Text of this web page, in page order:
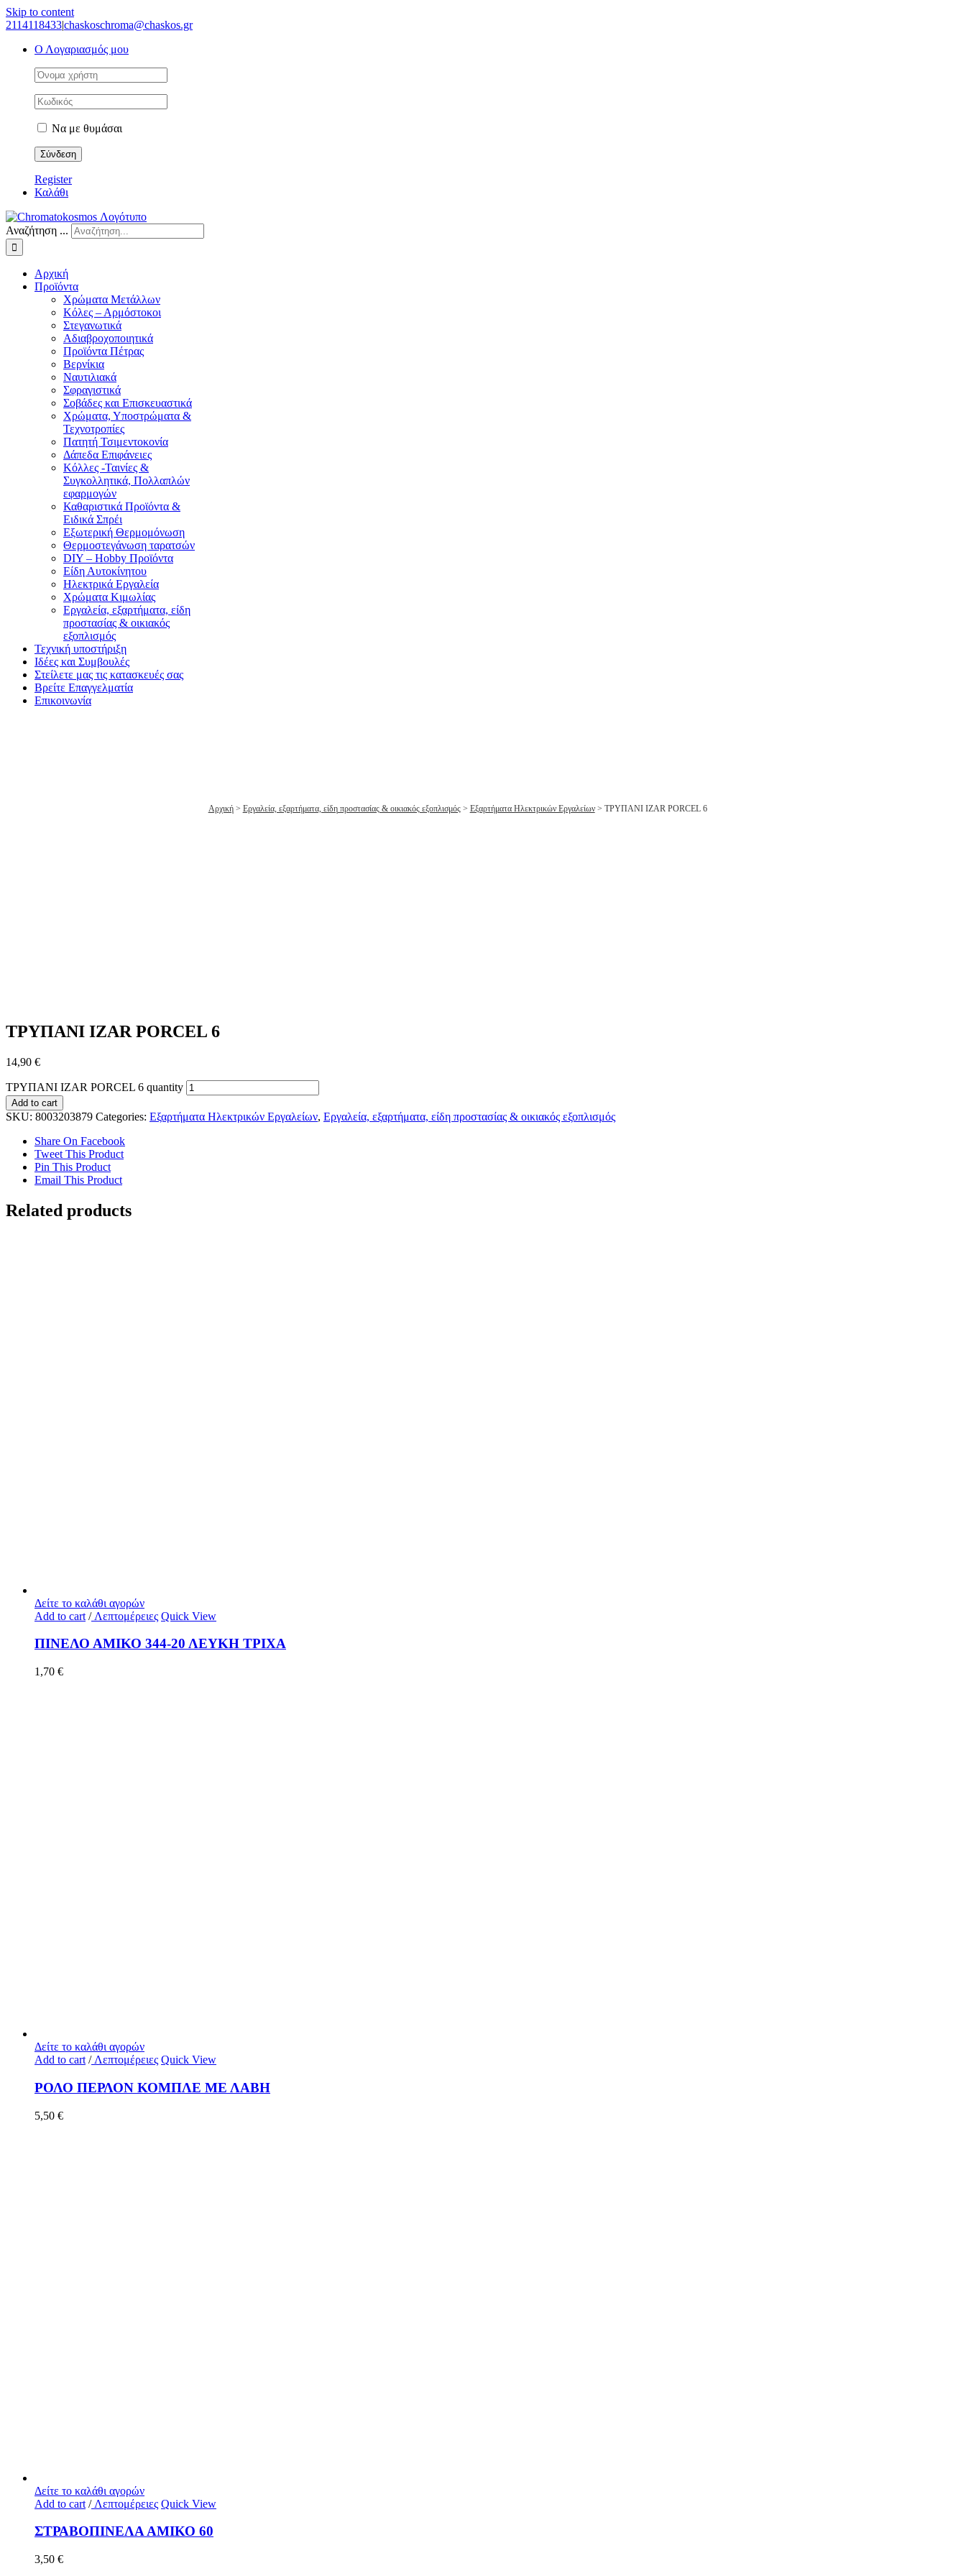
Skip to content
2114118433|chaskoschroma@chaskos.gr
Ο Λογαριασμός μου
Να με θυμάσαι
Register
Καλάθι
Αναζήτηση ...
Αρχική
Προϊόντα
Χρώματα Μετάλλων
Κόλες – Αρμόστοκοι
Στεγανωτικά
Αδιαβροχοποιητικά
Προϊόντα Πέτρας
Βερνίκια
Ναυτιλιακά
Σφραγιστικά
Σοβάδες και Επισκευαστικά
Χρώματα, Υποστρώματα &
Τεχνοτροπίες
Πατητή Τσιμεντοκονία
Δάπεδα Επιφάνειες
Κόλλες -Ταινίες &
Συγκολλητικά, Πολλαπλών
εφαρμογών
Καθαριστικά Προϊόντα &
Ειδικά Σπρέι
Εξωτερική Θερμομόνωση
Θερμοστεγάνωση ταρατσών
DIY – Hobby Προϊόντα
Είδη Αυτοκίνητου
Ηλεκτρικά Εργαλεία
Χρώματα Κιμωλίας
Εργαλεία, εξαρτήματα, είδη
προστασίας & οικιακός
εξοπλισμός
Τεχνική υποστήριξη
Ιδέες και Συμβουλές
Στείλετε μας τις κατασκευές σας
Βρείτε Επαγγελματία
Επικοινωνία
Αρχική> Εργαλεία, εξαρτήματα, είδη προστασίας & οικιακός εξοπλισμός> Εξαρτήματα Ηλεκτρικών Εργαλείων> ΤΡΥΠΑΝΙ IZAR PORCEL 6
ΤΡΥΠΑΝΙ IZAR PORCEL 6
14,90 €
ΤΡΥΠΑΝΙ IZAR PORCEL 6 quantity
Add to cart
SKU: 8003203879 Categories: Εξαρτήματα Ηλεκτρικών Εργαλείων, Εργαλεία, εξαρτήματα, είδη προστασίας & οικιακός εξοπλισμός
Share On Facebook
Tweet This Product
Pin This Product
Email This Product
Related products
Δείτε το καλάθι αγορών
Add to cart /Λεπτομέρειες Quick View
ΠΙΝΕΛΟ ΑΜΙΚΟ 344-20 ΛΕΥΚΗ ΤΡΙΧΑ
1,70 €
Δείτε το καλάθι αγορών
Add to cart /Λεπτομέρειες Quick View
ΡΟΛΟ ΠΕΡΛΟΝ ΚΟΜΠΛΕ ΜΕ ΛΑΒΗ
5,50 €
Δείτε το καλάθι αγορών
Add to cart /Λεπτομέρειες Quick View
ΣΤΡΑΒΟΠΙΝΕΛΑ ΑΜΙΚΟ 60
3,50 €